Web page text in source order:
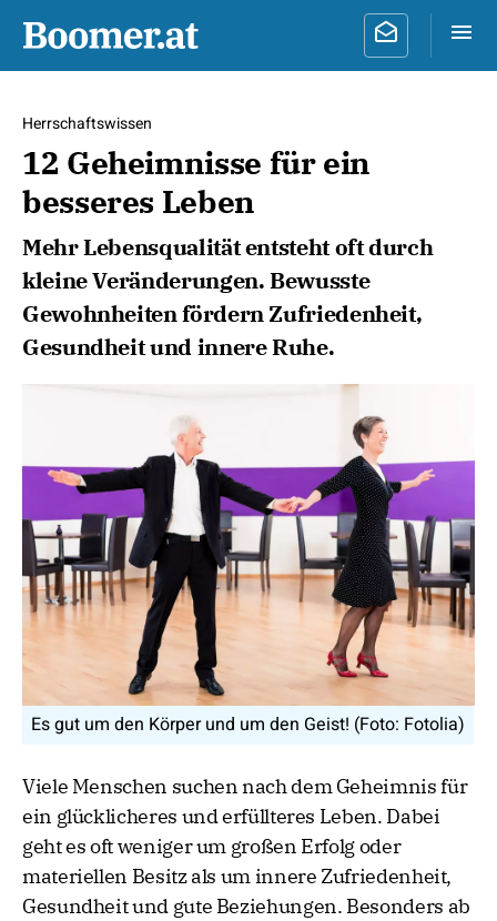
Herrschaftswissen
12 Geheimnisse für ein
besseres Leben
Mehr Lebensqualität entsteht oft durch
kleine Veränderungen. Bewusste
Gewohnheiten fördern Zufriedenheit,
Gesundheit und innere Ruhe.
Es gut um den Körper und um den Geist! (Foto: Fotolia)
Viele Menschen suchen nach dem Geheimnis für
ein glücklicheres und erfüllteres Leben. Dabei
geht es oft weniger um großen Erfolg oder
materiellen Besitz als um innere Zufriedenheit,
Gesundheit und gute Beziehungen. Besonders ab